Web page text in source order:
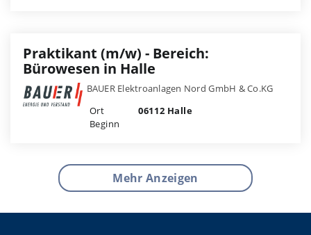
Praktikant (m/w) - Bereich:
Bürowesen in Halle
BAUER Elektroanlagen Nord GmbH & Co.KG
Ort
06112 Halle
Beginn
Mehr Anzeigen